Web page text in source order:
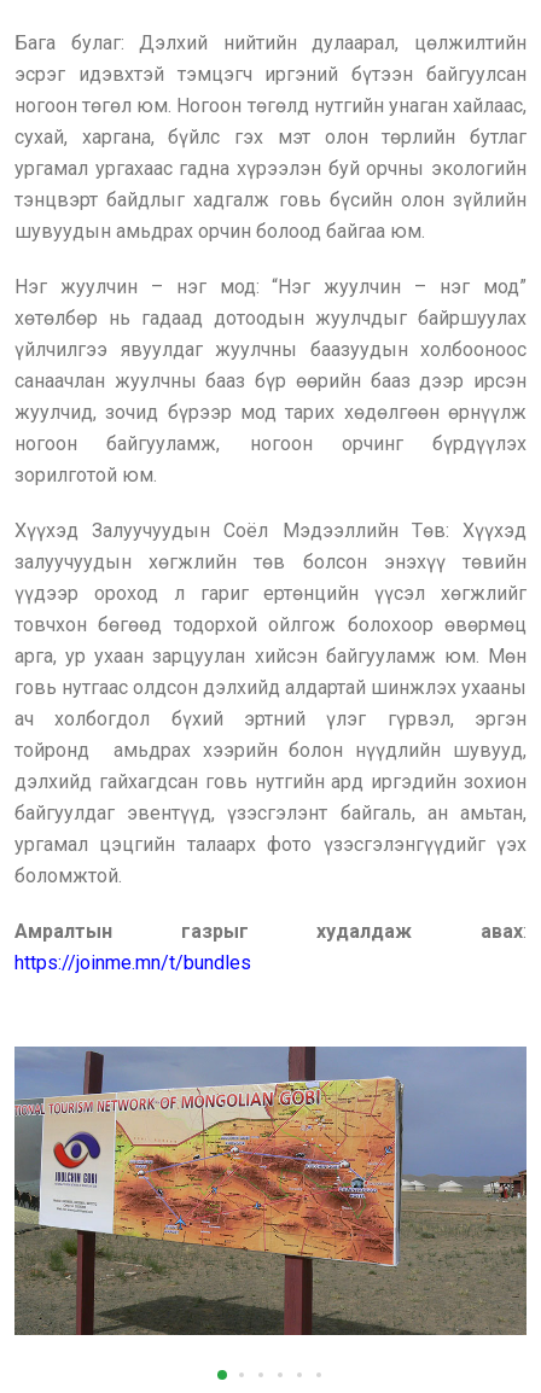
Бага булаг: Дэлхий нийтийн дулаарал, цөлжилтийн
эсрэг идэвхтэй тэмцэгч иргэний бүтээн байгуулсан
ногоон төгөл юм. Ногоон төгөлд нутгийн унаган хайлаас,
сухай, харгана, бүйлс гэх мэт олон төрлийн бутлаг
ургамал ургахаас гадна хүрээлэн буй орчны экологийн
тэнцвэрт байдлыг хадгалж говь бүсийн олон зүйлийн
шувуудын амьдрах орчин болоод байгаа юм.
Нэг жуулчин – нэг мод: “Нэг жуулчин – нэг мод”
хөтөлбөр нь гадаад дотоодын жуулчдыг байршуулах
үйлчилгээ явуулдаг жуулчны баазуудын холбооноос
санаачлан жуулчны бааз бүр өөрийн бааз дээр ирсэн
жуулчид, зочид бүрээр мод тарих хөдөлгөөн өрнүүлж
ногоон байгууламж, ногоон орчинг бүрдүүлэх
зорилготой юм.
Хүүхэд Залуучуудын Соёл Мэдээллийн Төв: Хүүхэд
залуучуудын хөгжлийн төв болсон энэхүү төвийн
үүдээр ороход л гариг ертөнцийн үүсэл хөгжлийг
товчхон бөгөөд тодорхой ойлгож болохоор өвөрмөц
арга, ур ухаан зарцуулан хийсэн байгууламж юм. Мөн
говь нутгаас олдсон дэлхийд алдартай шинжлэх ухааны
ач холбогдол бүхий эртний үлэг гүрвэл, эргэн
тойронд амьдрах хээрийн болон нүүдлийн шувууд,
дэлхийд гайхагдсан говь нутгийн ард иргэдийн зохион
байгуулдаг эвентүүд, үзэсгэлэнт байгаль, ан амьтан,
ургамал цэцгийн талаарх фото үзэсгэлэнгүүдийг үэх
боломжтой.
Амралтын газрыг худалдаж авах:
https://joinme.mn/t/bundles